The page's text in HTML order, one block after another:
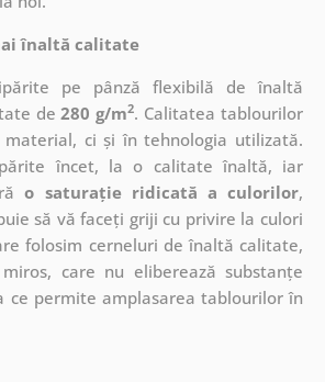
înaltă calitate
pe pânză flexibilă de înaltă
de280 g/m2. Calitatea tablourilor
ci și în tehnologia utilizată.
încet, la o calitate înaltă, iar
o saturație ridicată a culorilor,
să vă faceți griji cu privire la culori
folosim cerneluri de înaltă calitate,
care nu eliberează substanțe
ce permite amplasarea tablourilor în